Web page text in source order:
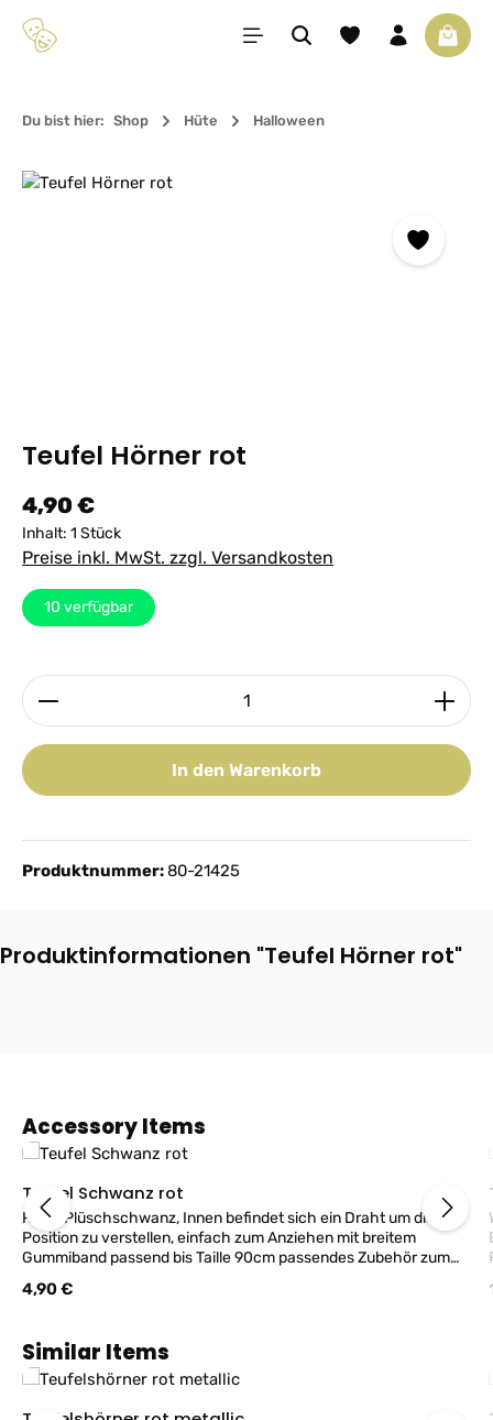
Zum Hauptinhalt springen Du hast 0 Produkte
Du bist hier: Shop Hüte Halloween
Bildergalerie überspringen
Teufel Hörner rot
Regulärer Preis:
4,90 €
Inhalt: 1 Stück
Preise inkl. MwSt. zzgl. Versandkosten
10 verfügbar
Produkt Anzahl: Gib den gewünschten Wert ein
In den Warenkorb
Produktnummer:80-21425
Produktinformationen "Teufel Hörner rot"
Produktgalerie überspringen
Accessory Items
Teufel Schwanz rot
Roter Plüschschwanz, Innen befindet sich ein Draht um die
Position zu verstellen, einfach zum Anziehen mit breitem
Gummiband passend bis Taille 90cm passendes Zubehör zum
Regulärer Preis:
4,90 €
Produktgalerie überspringen
Similar Items